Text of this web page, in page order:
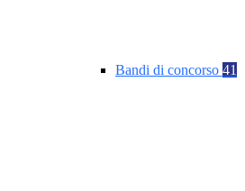
Bandi di concorso 41